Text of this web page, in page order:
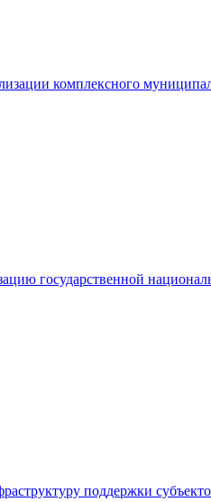
комплексного
государственной
поддержки